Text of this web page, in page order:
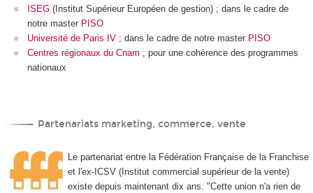
ISEG (Institut Supérieur Européen de gestion) ; dans le cadre de
notre master PISO
Université de Paris IV ; dans le cadre de notre master PISO
Centres régionaux du Cnam ; pour une cohérence des programmes
nationaux
Partenariats marketing, commerce, vente
Le partenariat entre la Fédération Française de la Franchise
et l'ex-ICSV (Institut commercial supérieur de la vente)
existe depuis maintenant dix ans. "Cette union n'a rien de